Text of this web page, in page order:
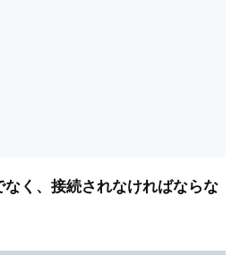
く、接続されなければならな